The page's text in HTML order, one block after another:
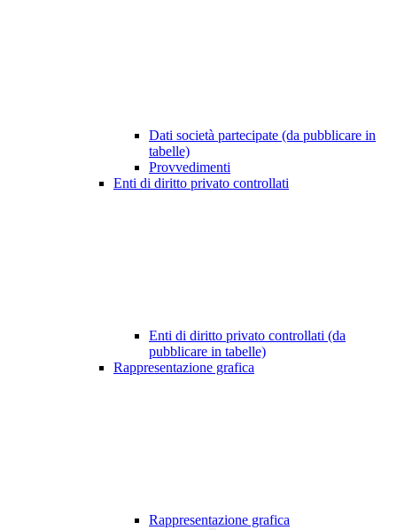
Dati società partecipate (da pubblicare in
tabelle)
Provvedimenti
Enti di diritto privato controllati
Enti di diritto privato controllati (da
pubblicare in tabelle)
Rappresentazione grafica
Rappresentazione grafica